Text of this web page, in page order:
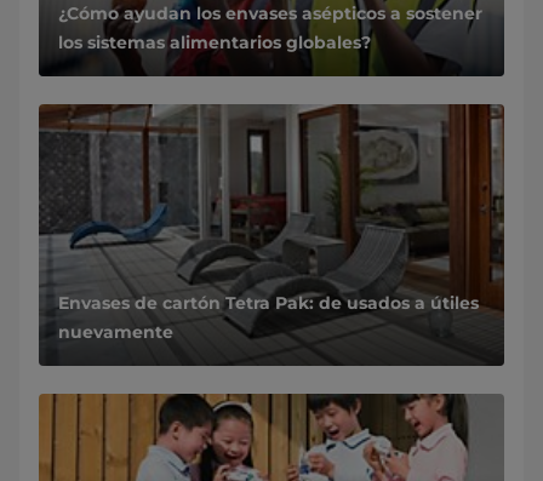
¿Cómo ayudan los envases asépticos a sostener
los sistemas alimentarios globales?
Envases de cartón Tetra Pak: de usados a útiles
nuevamente